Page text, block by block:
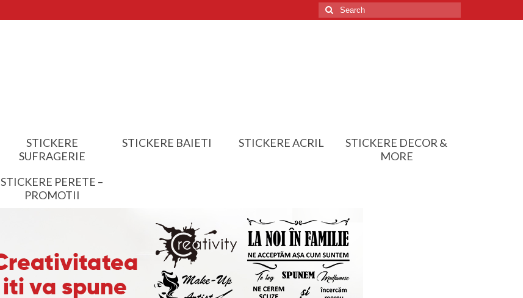
Search
for:
STICKERE
SUFRAGERIE
STICKERE BAIETI STICKERE ACRIL
STICKERE DECOR &
MORE
STICKERE PERETE –
PROMOTII